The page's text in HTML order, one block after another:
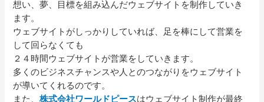
想い、夢、目標を組み込んだウェブサイトを制作していき
ます。
ウェブサイトがしっかりしていれば、足を棒にして営業を
して回らなくても
２４時間ウェブサイトが営業をしていきます。
多くのビジネスチャンスや人とのつながりをウェブサイト
が導いてくれるのです。
また、株式会社ワールドピースはウェブサイト制作が最終